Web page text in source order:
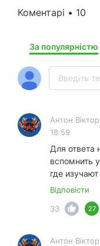
Коментарі • 10
За популярністю
Антон
18:59
Для ответа
вспомнить
где
Відповісти
33
27
Антон